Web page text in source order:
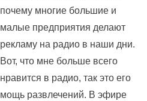
почему многие большие и
малые предприятия делают
рекламу на радио в наши дни.
Вот, что мне больше всего
нравится в радио, так это его
мощь развлечений. В эфире